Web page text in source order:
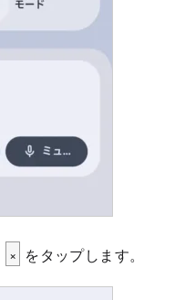
× をタップします。